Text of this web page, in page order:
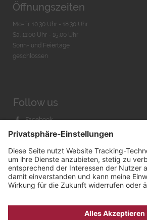
Öffnungszeiten
Mo-Fr. 10:30 Uhr - 18:30 Uhr
Sa. 11:00 Uhr - 15.00 Uhr
Sonn- und Feiertage
geschlossen
Follow us
Facebook
Instagram
Youtube
Bachmann & Scher GmbH /